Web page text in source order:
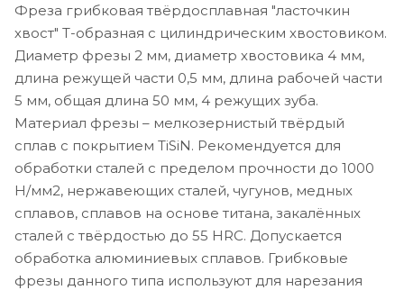
Фреза грибковая твёрдосплавная "ласточкин
хвост" Т-образная с цилиндрическим хвостовиком.
Диаметр фрезы 2 мм, диаметр хвостовика 4 мм,
длина режущей части 0,5 мм, длина рабочей части
5 мм, общая длина 50 мм, 4 режущих зуба.
Материал фрезы – мелкозернистый твёрдый
сплав с покрытием TiSiN. Рекомендуется для
обработки сталей с пределом прочности до 1000
Н/мм2, нержавеющих сталей, чугунов, медных
сплавов, сплавов на основе титана, закалённых
сталей с твёрдостью до 55 HRC. Допускается
обработка алюминиевых сплавов. Грибковые
фрезы данного типа используют для нарезания